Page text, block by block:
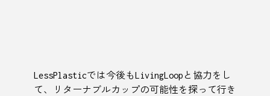
LessPlasticでは今後もLivingLoopと協力をし
て、リターナブルカップの可能性を探って行き